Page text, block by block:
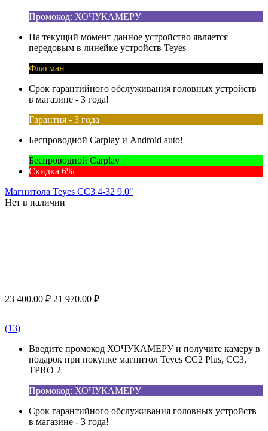
Промокод: ХОЧУКАМЕРУ
На текущий момент данное устройство является
передовым в линейке устройств Teyes
Флагман
Срок гарантийного обслуживания головных устройств
в магазине - 3 года!
Гарантия - 3 года
Беспроводной Carplay и Android auto!
Беспроводной Carplay
Скидка 6%
Магнитола Teyes CC3 4-32 9.0"
Нет в наличии
23 400.00 ₽ 21 970.00 ₽
(13)
Введите промокод ХОЧУКАМЕРУ и получите камеру в
подарок при покупке магнитол Teyes CC2 Plus, CC3,
TPRO 2
Промокод: ХОЧУКАМЕРУ
Срок гарантийного обслуживания головных устройств
в магазине - 3 года!